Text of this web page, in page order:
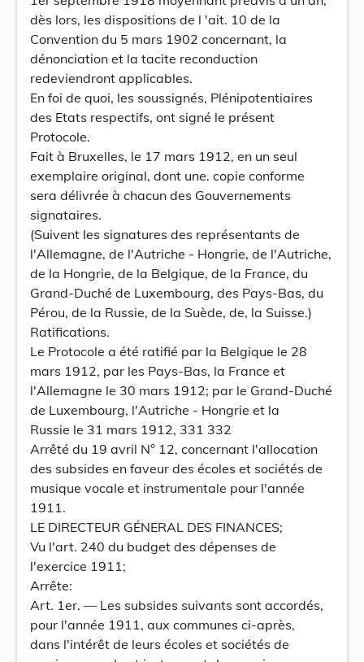
dès lors, les dispositions de l 'ait. 10 de la
Convention du 5 mars 1902 concernant, la
dénonciation et la tacite reconduction
redeviendront applicables.
En foi de quoi, les soussignés, Plénipotentiaires
des Etats respectifs, ont signé le présent
Protocole.
Fait à Bruxelles, le 17 mars 1912, en un seul
exemplaire original, dont une. copie conforme
sera délivrée à chacun des Gouvernements
signataires.
(Suivent les signatures des représentants de
l'Allemagne, de l'Autriche - Hongrie, de l'Autriche,
de la Hongrie, de la Belgique, de la France, du
Grand-Duché de Luxembourg, des Pays-Bas, du
Pérou, de la Russie, de la Suède, de, la Suisse.)
Ratifications.
Le Protocole a été ratifié par la Belgique le 28
mars 1912, par les Pays-Bas, la France et
l'Allemagne le 30 mars 1912; par le Grand-Duché
de Luxembourg, l'Autriche - Hongrie et la
Russie le 31 mars 1912, 331 332
Arrêté du 19 avril N° 12, concernant l'allocation
des subsides en faveur des écoles et sociétés de
musique vocale et instrumentale pour l'année
1911.
LE DIRECTEUR GÉNERAL DES FINANCES;
Vu l'art. 240 du budget des dépenses de
l'exercice 1911;
Arrête:
Art. 1er. — Les subsides suivants sont accordés,
pour l'année 1911, aux communes ci-après,
dans l'intérêt de leurs écoles et sociétés de